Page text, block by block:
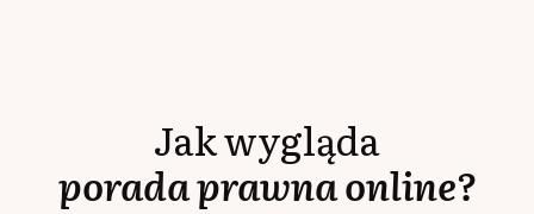
Jak wygląda
porada prawna online?